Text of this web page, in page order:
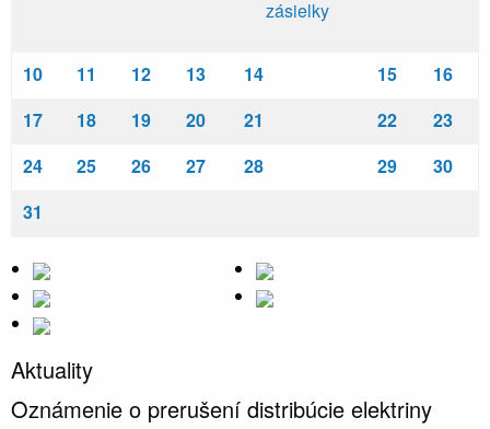
zásielky
10 11 12 13 14 15
16
17
18 19 20 21 22
23
24
25 26 27 28 29
30
31
Aktuality
Oznámenie o prerušení distribúcie elektriny